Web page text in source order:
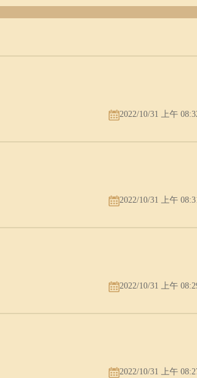
2022/10/31 上午
2022/10/31 上午
2022/10/31 上午
2022/10/31 上午